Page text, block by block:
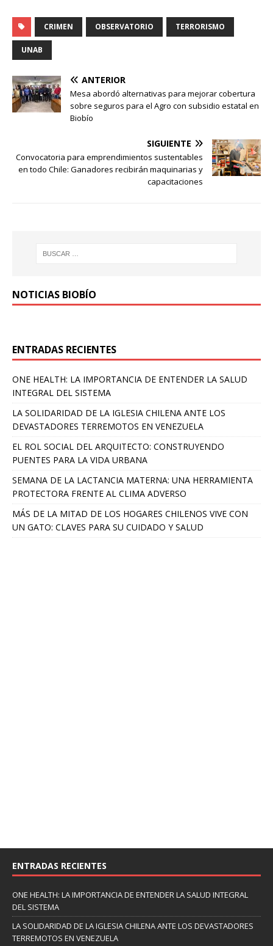
CRIMEN OBSERVATORIO TERRORISMO
UNAB
ANTERIOR
Mesa abordó alternativas para mejorar cobertura
sobre seguros para el Agro con subsidio estatal en
Biobío
SIGUIENTE
Convocatoria para emprendimientos sustentables
en todo Chile: Ganadores recibirán maquinarias y
capacitaciones
NOTICIAS BIOBÍO
ENTRADAS RECIENTES
ONE HEALTH: LA IMPORTANCIA DE ENTENDER LA SALUD
INTEGRAL DEL SISTEMA
LA SOLIDARIDAD DE LA IGLESIA CHILENA ANTE LOS
DEVASTADORES TERREMOTOS EN VENEZUELA
EL ROL SOCIAL DEL ARQUITECTO: CONSTRUYENDO
PUENTES PARA LA VIDA URBANA
SEMANA DE LA LACTANCIA MATERNA: UNA HERRAMIENTA
PROTECTORA FRENTE AL CLIMA ADVERSO
MÁS DE LA MITAD DE LOS HOGARES CHILENOS VIVE CON
UN GATO: CLAVES PARA SU CUIDADO Y SALUD
ENTRADAS RECIENTES
ONE HEALTH: LA IMPORTANCIA DE ENTENDER LA SALUD INTEGRAL
DEL SISTEMA
LA SOLIDARIDAD DE LA IGLESIA CHILENA ANTE LOS DEVASTADORES
TERREMOTOS EN VENEZUELA